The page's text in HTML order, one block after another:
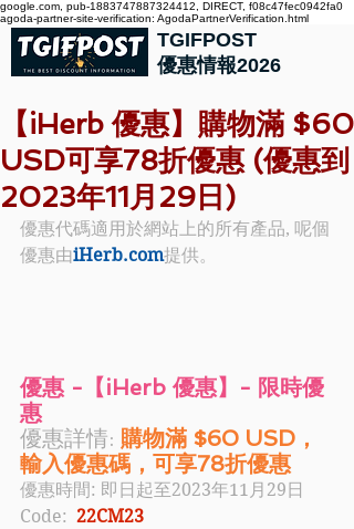
google.com, pub-1883747887324412, DIRECT, f08c47fec0942fa0
agoda-partner-site-verification: AgodaPartnerVerification.html
TGIFPOST
優惠情報2026
【iHerb 優惠】購物滿 $60
USD可享78折優惠 (優惠到
2023年11月29日)
優惠代碼適用於網站上的所有產品, 呢個
優惠由iHerb.com提供。
優惠 -【iHerb 優惠】- 限時優
惠
優惠詳情: 購物滿 $60 USD，
輸入優惠碼，可享78折優惠
優惠時間: 即日起至2023年11月29日
Code: 22CM23